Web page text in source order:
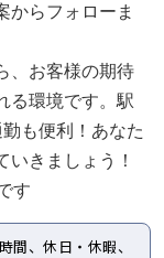
からフォローま
、お客様の期待
る環境です。駅
も便利！あなた
きましょう！
す
間、休日・休暇、